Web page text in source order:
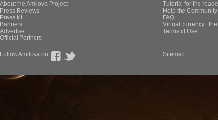
About the Amilova Project
Press Reviews
Press kit
Banners
Advertise
Official Partners
Tutorial for the
Help the
FAQ
Virtual currency :
Terms of Use
Follow Amilova on Sitemap